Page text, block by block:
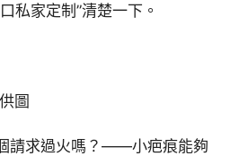
私家定制”清楚一下。
圖
請求過火嗎？——小疤痕能夠